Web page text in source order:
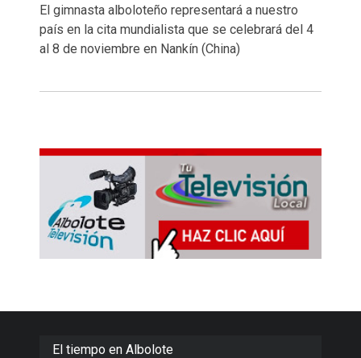
El gimnasta alboloteño representará a nuestro
país en la cita mundialista que se celebrará del 4
al 8 de noviembre en Nankín (China)
El tiempo en Albolote